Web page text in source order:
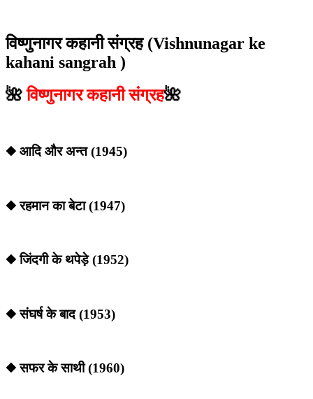
विष्णुनागर कहानी संग्रह (Vishnunagar ke
kahani sangrah )
🌺विष्णुनागर कहानी संग्रह🌺
◆ आदि और अन्त (1945)
◆ रहमान का बेटा (1947)
◆ जिंदगी के थपेड़े (1952)
◆ संघर्ष के बाद (1953)
◆ सफर के साथी (1960)